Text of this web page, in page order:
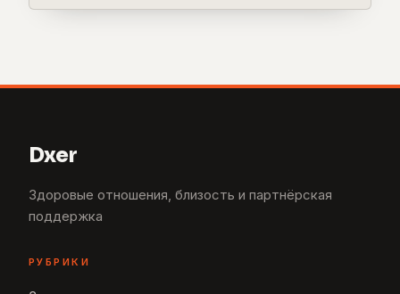
Dxer
Здоровые отношения, близость и партнёрская
поддержка
РУБРИКИ